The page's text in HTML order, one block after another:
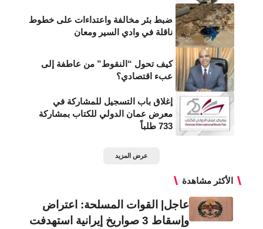
ضبط بئر مخالفة واعتداءات على خطوط
ناقلة في وادي السير ومعان
كيف تحول “النقوط” من عاطفة إلى
عبء اقتصادي؟
إغلاق باب التسجيل للمشاركة في
معرض عمان الدولي للكتاب بمشاركة
733 طلباً
عرض المزيد
الأكثر مشاهدة
عاجل| القوات المسلحة: اعتراض
وإسقاط 3 صواريخ إيرانية استهدفت